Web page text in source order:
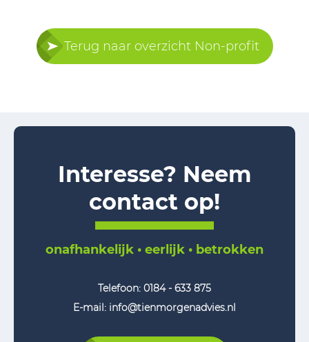
Terug naar overzicht Non-profit
Interesse? Neem
contact op!
onafhankelijk • eerlijk • betrokken
Telefoon: 0184 - 633 875
E-mail: info@tienmorgenadvies.nl